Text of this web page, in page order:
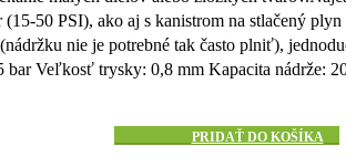
50 PSI), ako aj s kanistrom na stlačený
nie je potrebné tak často plniť),
Veľkosť trysky: 0,8 mm Kapacita nádrže:
PRIDAŤ DO KOŠÍKA